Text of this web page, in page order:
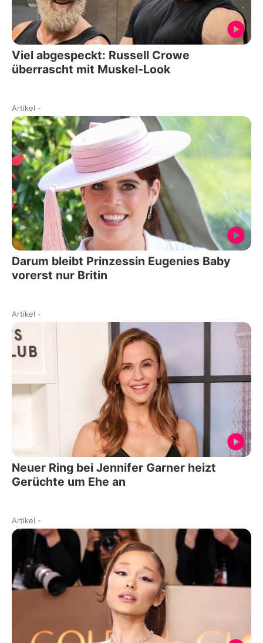
Viel abgespeckt: Russell Crowe
überrascht mit Muskel-Look
Artikel -
Darum bleibt Prinzessin Eugenies Baby
vorerst nur Britin
Artikel -
Neuer Ring bei Jennifer Garner heizt
Gerüchte um Ehe an
Artikel -